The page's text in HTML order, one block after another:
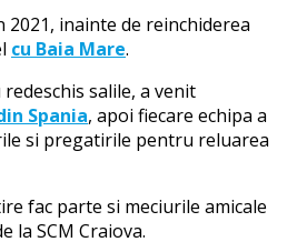
2021, inainte de reinchiderea
cu Baia Mare.
salile, a venit
Spania, apoi fiecare echipa a
si pregatirile pentru reluarea
fac parte si meciurile amicale
la SCM Craiova.